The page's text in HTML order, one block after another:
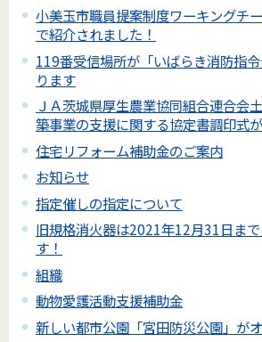
小美玉市職員提案制度ワーキングチ
で紹介されました！
119番受信場所が「いばらき消防指
ります
ＪＡ茨城県厚生農業協同組合連合会
築事業の支援に関する協定書調印式が
住宅リフォーム補助金のご案内
お知らせ
指定催しの指定について
旧規格消火器は2021年12月31日ま
す！
組織
動物愛護活動支援補助金
新しい都市公園「宮田防災公園」が